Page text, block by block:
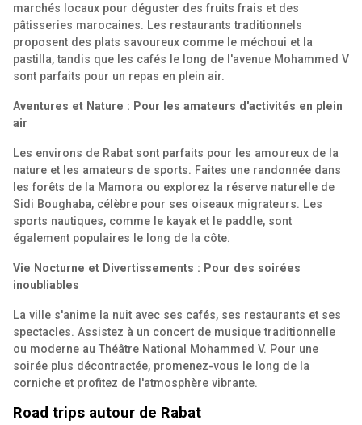
marchés locaux pour déguster des fruits frais et des
pâtisseries marocaines. Les restaurants traditionnels
proposent des plats savoureux comme le méchoui et la
pastilla, tandis que les cafés le long de l'avenue Mohammed V
sont parfaits pour un repas en plein air.
Aventures et Nature : Pour les amateurs d'activités en plein
air
Les environs de Rabat sont parfaits pour les amoureux de la
nature et les amateurs de sports. Faites une randonnée dans
les forêts de la Mamora ou explorez la réserve naturelle de
Sidi Boughaba, célèbre pour ses oiseaux migrateurs. Les
sports nautiques, comme le kayak et le paddle, sont
également populaires le long de la côte.
Vie Nocturne et Divertissements : Pour des soirées
inoubliables
La ville s'anime la nuit avec ses cafés, ses restaurants et ses
spectacles. Assistez à un concert de musique traditionnelle
ou moderne au Théâtre National Mohammed V. Pour une
soirée plus décontractée, promenez-vous le long de la
corniche et profitez de l'atmosphère vibrante.
Road trips autour de Rabat